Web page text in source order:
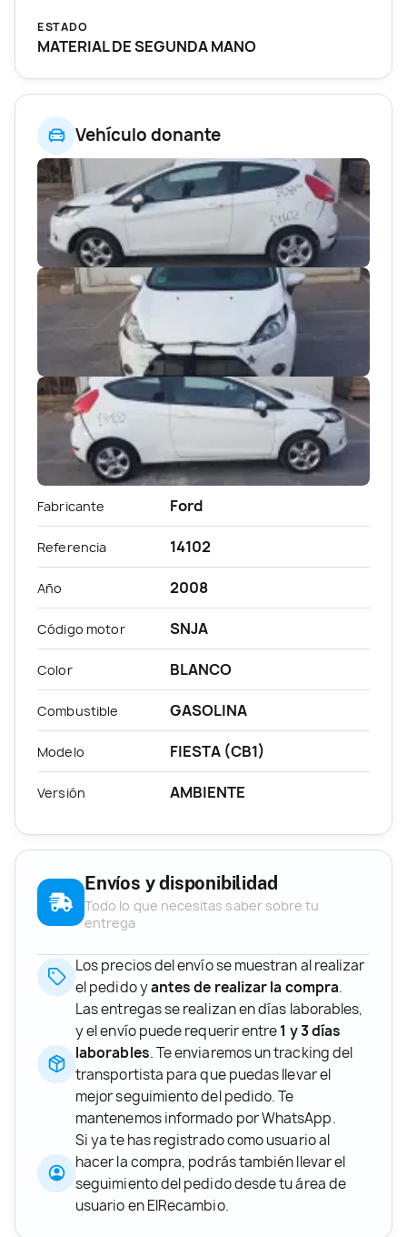
Vehículo donante
Fabricante Ford
Referencia 14102
Año 2008
Código motor SNJA
Color BLANCO
Combustible GASOLINA
Modelo FIESTA (CB1)
Versión AMBIENTE
ESTADO
MATERIAL DE SEGUNDA MANO
Envíos y disponibilidad
Todo lo que necesitas saber sobre tu
entrega
Los precios del envío se muestran al realizar
el pedido yantes de realizar la compra.
Las entregas se realizan en días laborables,
y el envío puede requerir entre1 y 3 días
laborables. Te enviaremos un tracking del
transportista para que puedas llevar el
mejor seguimiento del pedido. Te
mantenemos informado por WhatsApp.
Si ya te has registrado como usuario al
hacer la compra, podrás también llevar el
seguimiento del pedido desde tu área de
usuario en ElRecambio.